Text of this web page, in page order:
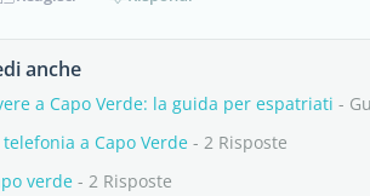
anche
a Capo Verde: la guida per espatriati -
telefonia a Capo Verde - 2 Risposte
verde - 2 Risposte